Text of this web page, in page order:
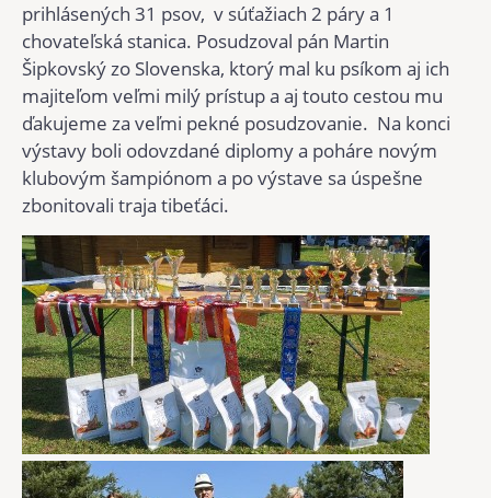
prihlásených 31 psov, v súťažiach 2 páry a 1
chovateľská stanica. Posudzoval pán Martin
Šipkovský zo Slovenska, ktorý mal ku psíkom aj ich
majiteľom veľmi milý prístup a aj touto cestou mu
ďakujeme za veľmi pekné posudzovanie. Na konci
výstavy boli odovzdané diplomy a poháre novým
klubovým šampiónom a po výstave sa úspešne
zbonitovali traja tibeťáci.